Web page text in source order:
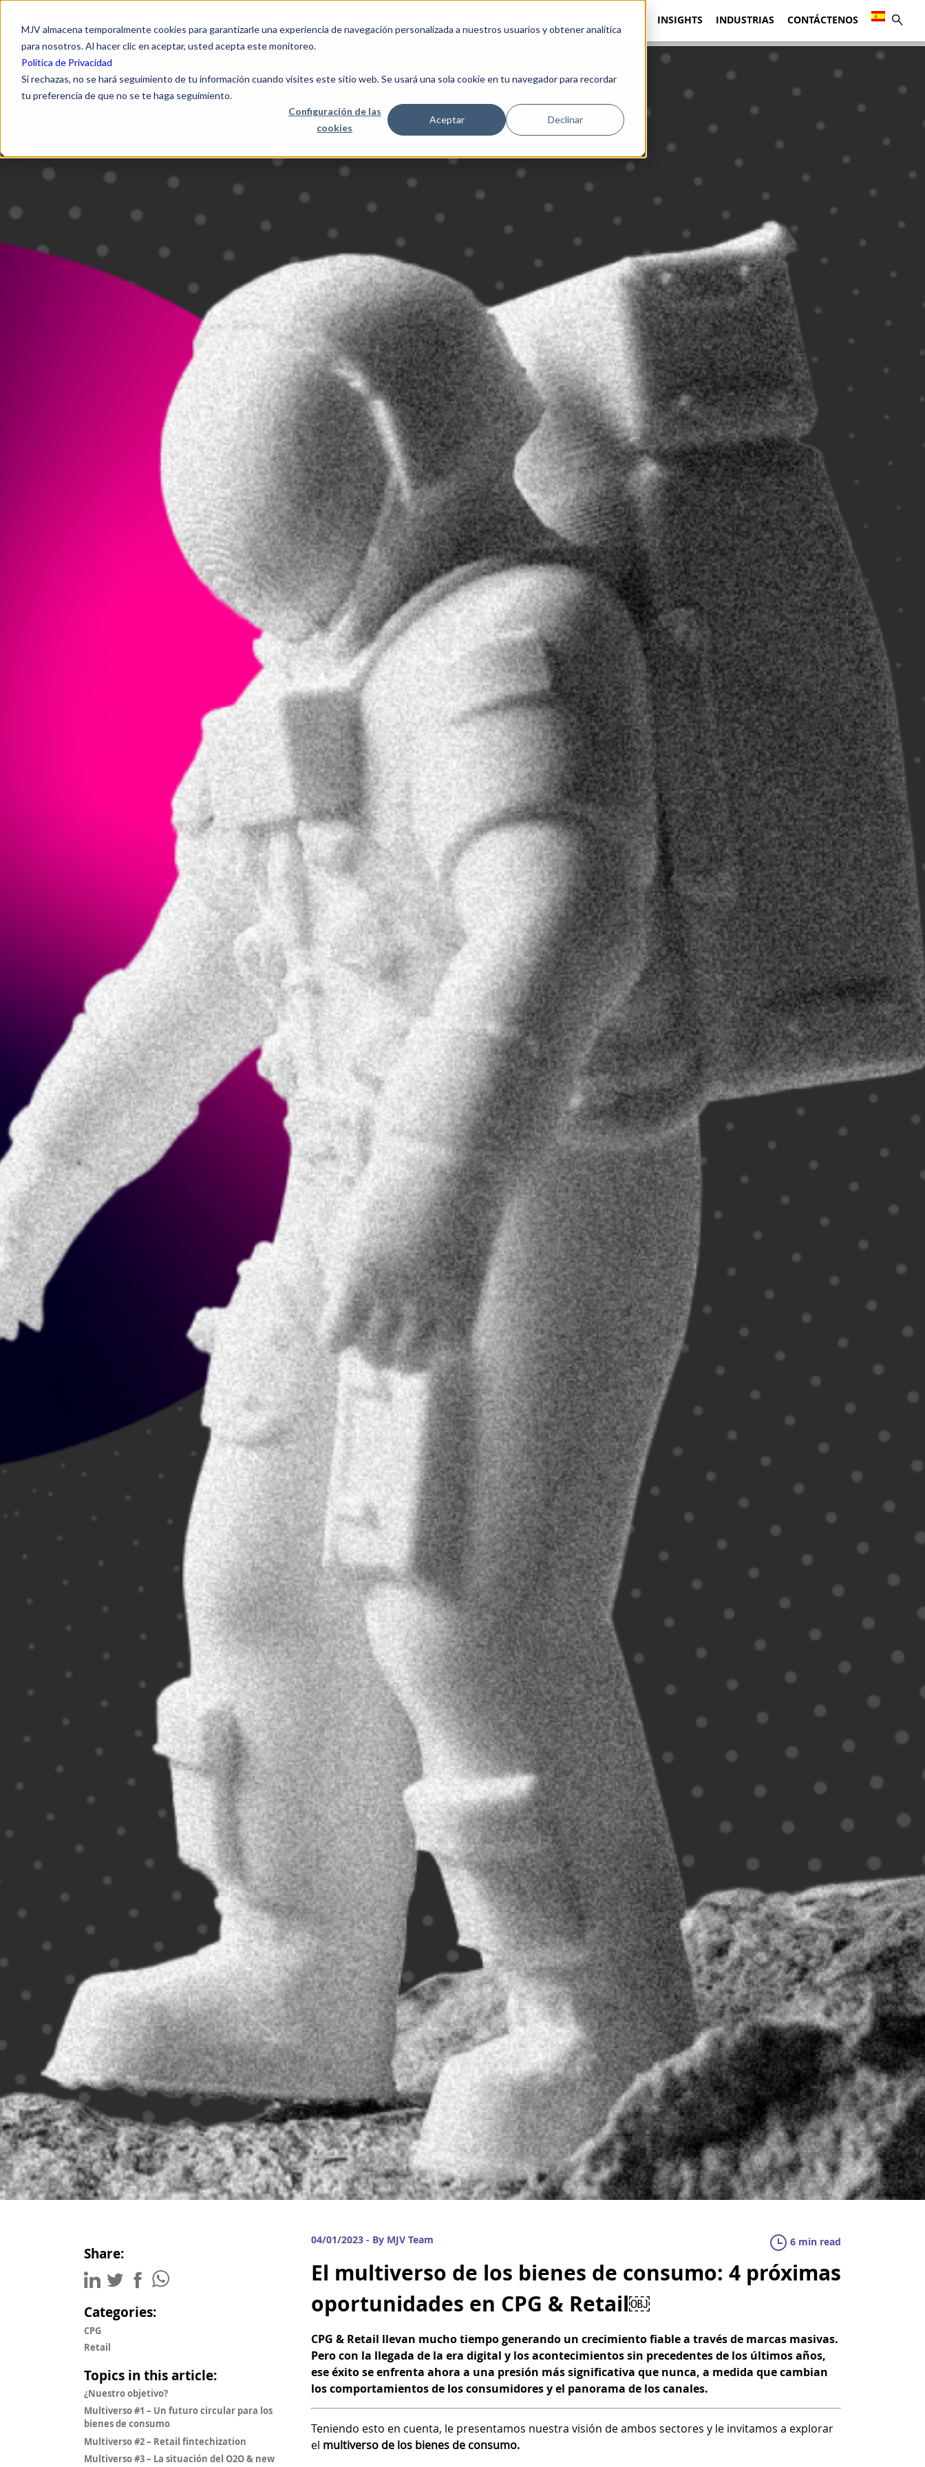
MJV almacena temporalmente cookies para garantizarle una experiencia de navegación personalizada a nuestros usuarios y obtener analítica
para nosotros. Al hacer clic en aceptar, usted acepta este monitoreo.
Política de Privacidad
Si rechazas, no se hará seguimiento de tu información cuando visites este sitio web. Se usará una sola cookie en tu navegador para recordar
tu preferencia de que no se te haga seguimiento.
Configuración de las
cookies
Aceptar Declinar
INSIGHTS INDUSTRIAS CONTÁCTENOS
Share:
Categories:
CPG
Retail
Topics in this article:
¿Nuestro objetivo?
Multiverso #1 – Un futuro circular para los
bienes de consumo
Multiverso #2 – Retail fintechization
Multiverso #3 – La situación del O2O & new
04/01/2023 - By MJV Team 6 min read
El multiverso de los bienes de consumo: 4 próximas
oportunidades en CPG & Retail￼
CPG & Retail llevan mucho tiempo generando un crecimiento fiable a través de marcas masivas.
Pero con la llegada de la era digital y los acontecimientos sin precedentes de los últimos años,
ese éxito se enfrenta ahora a una presión más significativa que nunca, a medida que cambian
los comportamientos de los consumidores y el panorama de los canales.
Teniendo esto en cuenta, le presentamos nuestra visión de ambos sectores y le invitamos a explorar
el multiverso de los bienes de consumo.